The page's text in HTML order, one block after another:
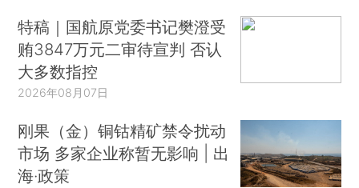
特稿｜国航原党委书记樊澄受
贿3847万元二审待宣判 否认
大多数指控
2026年08月07日
刚果（金）铜钴精矿禁令扰动
市场 多家企业称暂无影响 | 出
海·政策